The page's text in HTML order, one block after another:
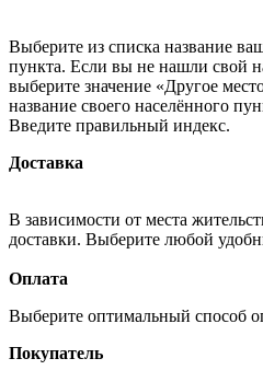
Выберите из списка название
пункта. Если вы не нашли свой
выберите значение «Другое
название своего населённого
Введите правильный индекс.
Доставка
В зависимости от места
доставки. Выберите любой
Оплата
Выберите оптимальный способ
Покупатель